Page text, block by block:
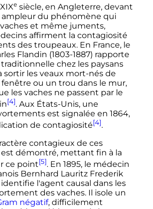
XIXe siècle, en Angleterre, devant
du phénomène qui
et même juments,
affirment la contagiosité
des troupeaux. En France, le
Flandin (1803-1887) rapporte
chez les paysans
sortir les veaux mort-nés de
fenêtre ou un trou dans le mur,
les vaches ne passent par le
[4]. Aux États-Unis, une
est signalée en 1864,
de contagiosité[4].
contagieux de ces
démontré, mettant fin à la
ce point[5]. En 1895, le médecin
Bernhard Lauritz Frederik
l'agent causal dans les
des vaches. Il isole un
négatif, difficilement